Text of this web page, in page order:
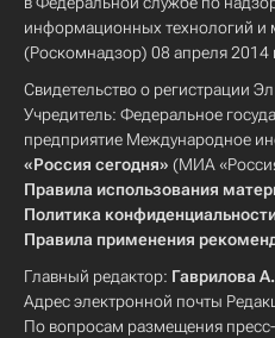
информационных технологий и
(Роскомнадзор) 08 апреля 2014
Свидетельство о регистрации
Учредитель: Федеральное
предприятие Международное
«Россия сегодня» (МИА
Правила использования
Политика
Правила применения
Главный редактор: Гаврилова
Адрес электронной почты
По вопросам размещения